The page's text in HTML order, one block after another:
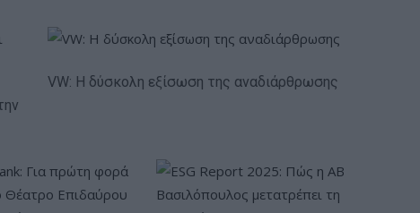
VW: Η δύσκολη εξίσωση της αναδιάρθρωσης